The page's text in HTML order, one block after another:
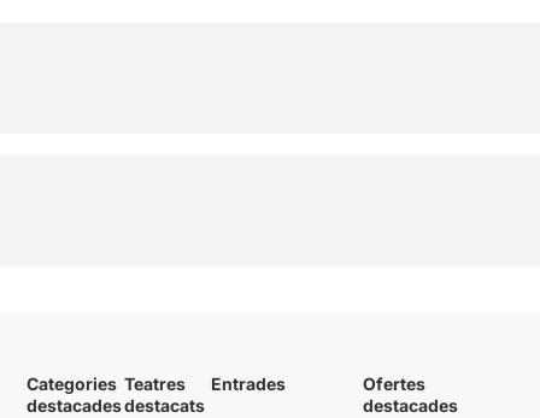
Categories
destacades
Teatres
destacats
Entrades
Ofertes
destacades